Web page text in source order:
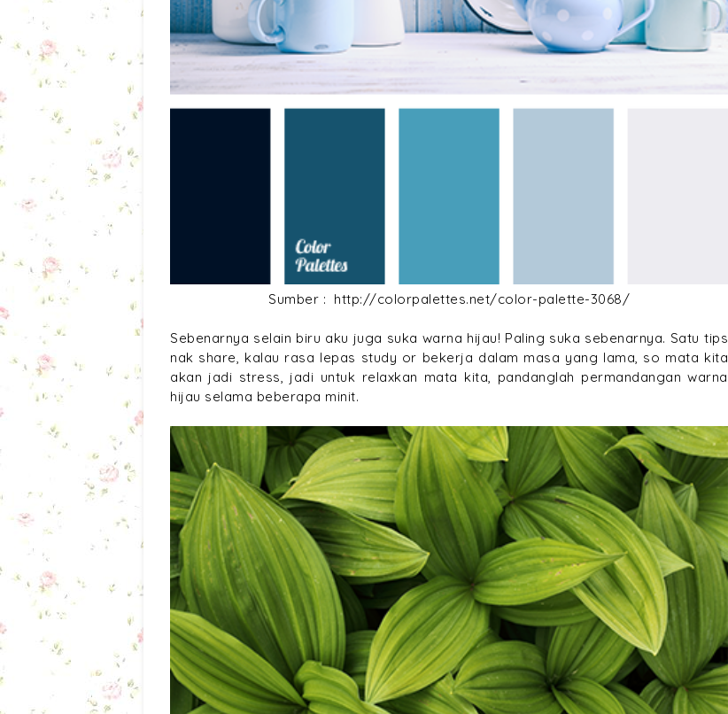
Sumber : http://colorpalettes.net/color-palette-3068/
Sebenarnya selain biru aku juga suka warna hijau! Paling suka sebenarnya. Satu tips
nak share, kalau rasa lepas study or bekerja dalam masa yang lama, so mata kita
akan jadi stress, jadi untuk relaxkan mata kita, pandanglah permandangan warna
hijau selama beberapa minit.